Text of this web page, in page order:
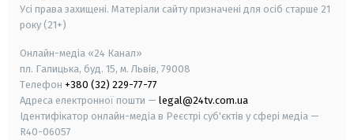
Усі права захищені. Матеріали сайту призначені для осіб старше 21
року (21+)
Онлайн-медіа «24 Канал»
пл. Галицька, буд. 15, м. Львів, 79008
Телефон +380 (32) 229-77-77
Адреса електронної пошти — legal@24tv.com.ua
Ідентифікатор онлайн-медіа в Реєстрі суб'єктів у сфері медіа —
R40-06057